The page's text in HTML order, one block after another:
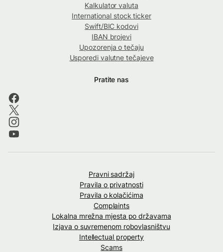
Kalkulator valuta
International stock ticker
Swift/BIC kodovi
IBAN brojevi
Upozorenja o tečaju
Usporedi valutne tečajeve
Pratite nas
Pravni sadržaj
Pravila o privatnosti
Pravila o kolačićima
Complaints
Lokalna mrežna mjesta po državama
Izjava o suvremenom robovlasništvu
Intellectual property
Scams